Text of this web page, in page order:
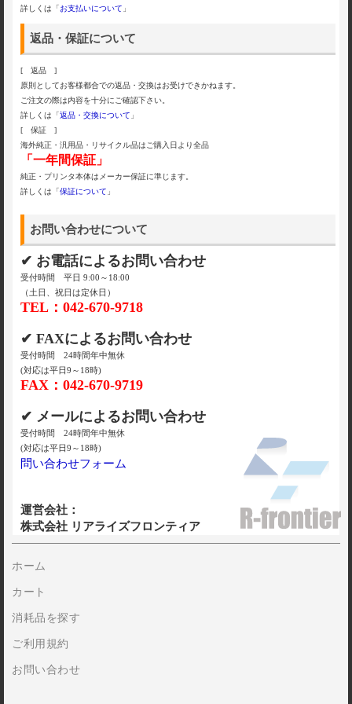
詳しくは「お支払いについて 」
返品・保証について
[ 返品 ]
原則としてお客様都合での返品・交換はお受けできかねます。
ご注文の際は内容を十分にご確認下さい。
詳しくは「返品・交換について 」
[ 保証 ]
海外純正・汎用品・リサイクル品はご購入日より全品
「一年間保証」
純正・プリンタ本体はメーカー保証に準じます。
詳しくは「保証について 」
お問い合わせについて
✔ お電話によるお問い合わせ
受付時間 平日 9:00～18:00
（土日、祝日は定休日）
TEL：042-670-9718
✔ FAXによるお問い合わせ
受付時間 24時間年中無休
(対応は平日9～18時)
FAX：042-670-9719
✔ メールによるお問い合わせ
受付時間 24時間年中無休
(対応は平日9～18時)
問い合わせフォーム
運営会社：
株式会社 リアライズフロンティア
ホーム
カート
消耗品を探す
ご利用規約
お問い合わせ